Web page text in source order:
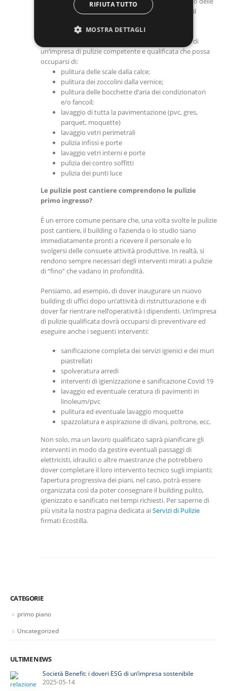
pulizie che rimangono in sospeso una volta chiuso il
Per questo motivo si rende necessario l’intervento di
un’impresa di pulizie competente e qualificata che possa
occuparsi di:
pulitura delle scale dalla calce;
pulitura dei zoccolini dalla vernice;
pulitura delle bocchette d’aria dei condizionatori
e/o fancoil;
lavaggio di tutta la pavimentazione (pvc, gres,
parquet, moquette)
lavaggio vetri perimetrali
pulizia infissi e porte
lavaggio vetri interni e porte
pulizia dei contro soffitti
pulizia dei punti luce
Le pulizie post cantiere comprendono le pulizie
primo ingresso?
È un errore comune pensare che, una volta svolte le pulizie
post cantiere, il building o l’azienda o lo studio siano
immediatamente pronti a ricevere il personale e lo
svolgersi delle consuete attività produttive. In realtà, si
rendono sempre necessari degli interventi mirati a pulizie
di “fino” che vadano in profondità.
Pensiamo, ad esempio, di dover inaugurare un nuovo
building di uffici dopo un’attività di ristrutturazione e di
dover far rientrare nell’operatività i dipendenti. Un’impresa
di pulizie qualificata dovrà occuparsi di preventivare ed
eseguire anche i seguenti interventi:
sanificazione completa dei servizi igienici e dei muri
piastrellati
spolveratura arredi
interventi di igienizzazione e sanificazione Covid 19
lavaggio ed eventuale ceratura di pavimenti in
linoleum/pvc
pulitura ed eventuale lavaggio moquette
spazzolatura e aspirazione di divani, poltrone, ecc.
Non solo, ma un lavoro qualificato saprà pianificare gli
interventi in modo da gestire eventuali passaggi di
elettricisti, idraulici o altre maestranze che potrebbero
dover completare il loro intervento tecnico sugli impianti;
l’apertura progressiva dei piani, nel caso, potrà essere
organizzata così da poter consegnare il building pulito,
igienizzato e sanificato nei tempi richiesti. Per saperne di
più visita la nostra pagina dedicata aiServizi di Pulizie
firmati Ecostilla.
CATEGORIE
primo piano
Uncategorized
ULTIME NEWS
Società Benefit: i doveri ESG di un’impresa sostenibile
2025-05-14
RIFIUTA TUTTO
MOSTRA DETTAGLI